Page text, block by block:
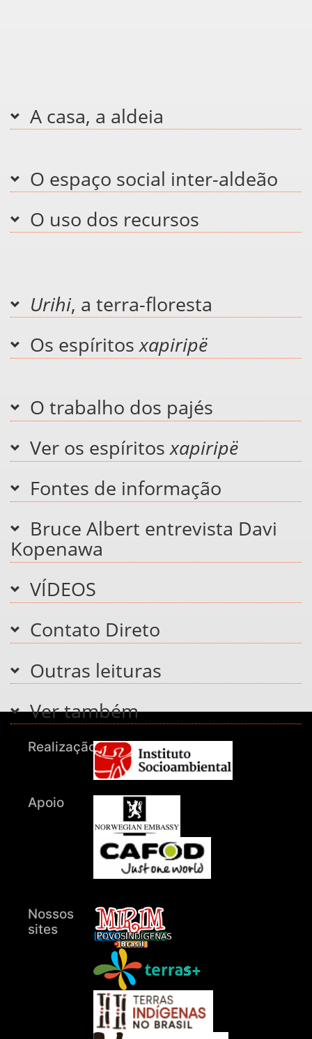
A casa, a aldeia
O espaço social inter-aldeão
O uso dos recursos
Urihi, a terra-floresta
Os espíritosxapiripë
O trabalho dos pajés
Ver os espíritosxapiripë
Fontes de informação
Bruce Albert entrevista Davi
Kopenawa
VÍDEOS
Contato Direto
Outras leituras
Ver também